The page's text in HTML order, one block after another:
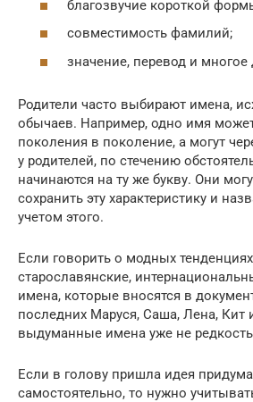
благозвучие короткой
совместимость фамилий;
значение, перевод и многое
Родители часто выбирают имена,
обычаев. Например, одно имя
поколения в поколение, а могут
у родителей, по стечению
начинаются на ту же букву. Они
сохранить эту характеристику и
учетом этого.
Если говорить о модных
старославянские,
имена, которые вносятся в
последних Маруся, Саша, Лена, Кит
выдуманные имена уже не
Если в голову пришла идея
самостоятельно, то нужно